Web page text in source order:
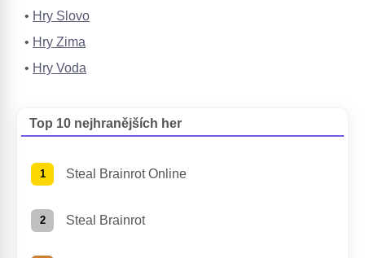
Hry Slovo
Hry Zima
Hry Voda
Top 10 nejhranějších her
Steal Brainrot Online
Steal Brainrot